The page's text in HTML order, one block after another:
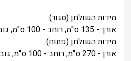
מידות השולחן (סגור):
אורך - 135 ס"מ, רוחב - 100 ס"מ, גובה - 76 ס"מ
מידות השולחן (פתוח):
אורן - 270 ס"מ, רוחב - 100 ס"מ, גובה - 76 ס"מ